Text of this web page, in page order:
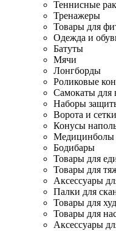
Теннисные
Тренажеры
Товары для
Одежда и
Батуты
Мячи
Лонгборды
Роликовые
Самокаты для
Наборы
Ворота и сетки
Конусы
Медицинболы
Бодибары
Товары для
Товары для
Аксессуары
Палки для
Товары для
Товары для
Аксессуары